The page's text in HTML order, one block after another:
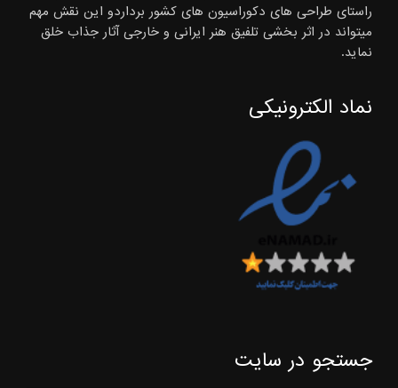
راستای طراحی های دکوراسیون های کشور برداردو این نقش مهم
میتواند در اثر بخشی تلفیق هنر ایرانی و خارجی آثار جذاب خلق
نماید.
نماد الکترونیکی
جستجو در سایت